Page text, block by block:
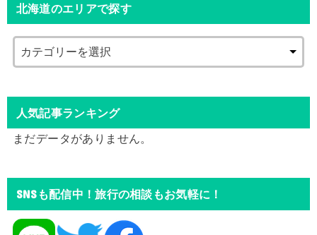
北海道のエリアで探す
人気記事ランキング
まだデータがありません。
SNSも配信中！旅行の相談もお気軽に！